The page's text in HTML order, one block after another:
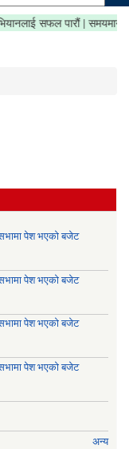
सफल पारौं |
पेश भएको बजेट
पेश भएको बजेट
पेश भएको बजेट
पेश भएको बजेट
अन्य